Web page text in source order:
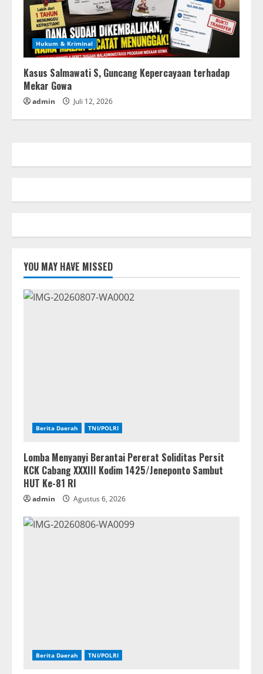
Hukum & Kriminal
Kasus Salmawati S, Guncang Kepercayaan terhadap
Mekar Gowa
admin Juli 12, 2026
YOU MAY HAVE MISSED
Berita Daerah TNI/POLRI
Lomba Menyanyi Berantai Pererat Soliditas Persit
KCK Cabang XXXIII Kodim 1425/Jeneponto Sambut
HUT Ke-81 RI
admin Agustus 6, 2026
Berita Daerah TNI/POLRI